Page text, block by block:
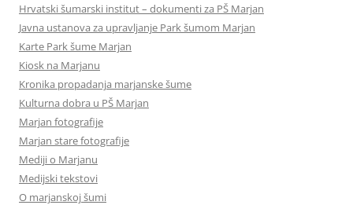
Hrvatski šumarski institut – dokumenti za PŠ Marjan
Javna ustanova za upravljanje Park šumom Marjan
Karte Park šume Marjan
Kiosk na Marjanu
Kronika propadanja marjanske šume
Kulturna dobra u PŠ Marjan
Marjan fotografije
Marjan stare fotografije
Mediji o Marjanu
Medijski tekstovi
O marjanskoj šumi